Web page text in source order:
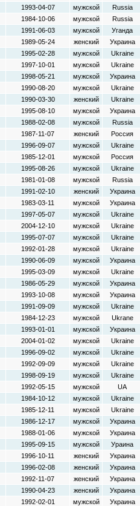
1993-04-07 мужской Russia
1984-10-06 мужской Russia
1991-06-03 мужской Уганда
1989-05-24 женский Украина
1995-02-28 мужской Ukraine
1997-10-01 мужской Ukraine
1998-05-21 мужской Украина
1990-08-20 мужской Ukraine
1990-03-30 женский Ukraine
1995-08-10 мужской Украина
1988-02-08 мужской Russia
1987-11-07 женский Россия
1996-09-07 мужской Ukraine
1985-12-01 мужской Россия
1995-08-26 мужской Ukraine
1981-01-08 мужской Russia
1991-02-10 женский Украина
1983-03-11 мужской Украина
1997-05-07 мужской Ukraine
2004-12-10 мужской Ukraine
1995-07-07 мужской Ukraine
1992-01-28 мужской Ukraine
1990-06-09 мужской Украина
1995-03-09 мужской Ukraine
1986-05-29 мужской Украина
1993-10-08 мужской Украина
1991-09-09 мужской Ukraine
1984-12-23 мужской Ukrane
1993-01-01 мужской Украина
2004-01-02 мужской Ukraine
1996-09-02 мужской Ukraine
1992-09-09 мужской Ukraine
1998-09-19 мужской Ukraine
1992-05-15 мужской UA
1984-10-12 мужской Ukraine
1985-12-11 мужской Ukraine
1986-12-17 мужской Украина
1988-01-06 мужской Украина
1995-09-15 мужской Ураина
1996-10-11 женский Украина
1996-02-08 женский Украина
1992-11-07 женский Украина
1990-04-23 женский Украина
1992-02-01 мужской Украина